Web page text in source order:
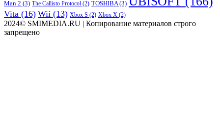
Man 2 (3) The Callisto Protocol (2) TOSHIBA(3)
Vita (16) Wii (13) Xbox S (2) Xbox X (2)
2024© SMIMEDIA.RU | Копирование материалов строго
запрещено